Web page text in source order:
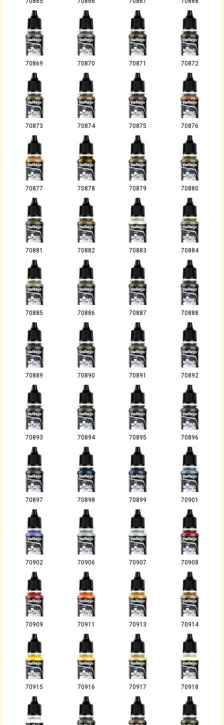
70869 70870 70871 70872
70873 70874 70875 70876
70877 70878 70879 70880
70881 70882 70883 70884
70885 70886 70887 70888
70889 70890 70891 70892
70893 70894 70895 70896
70897 70898 70899 70901
70902 70906 70907 70908
70909 70911 70913 70914
70915 70916 70917 70918